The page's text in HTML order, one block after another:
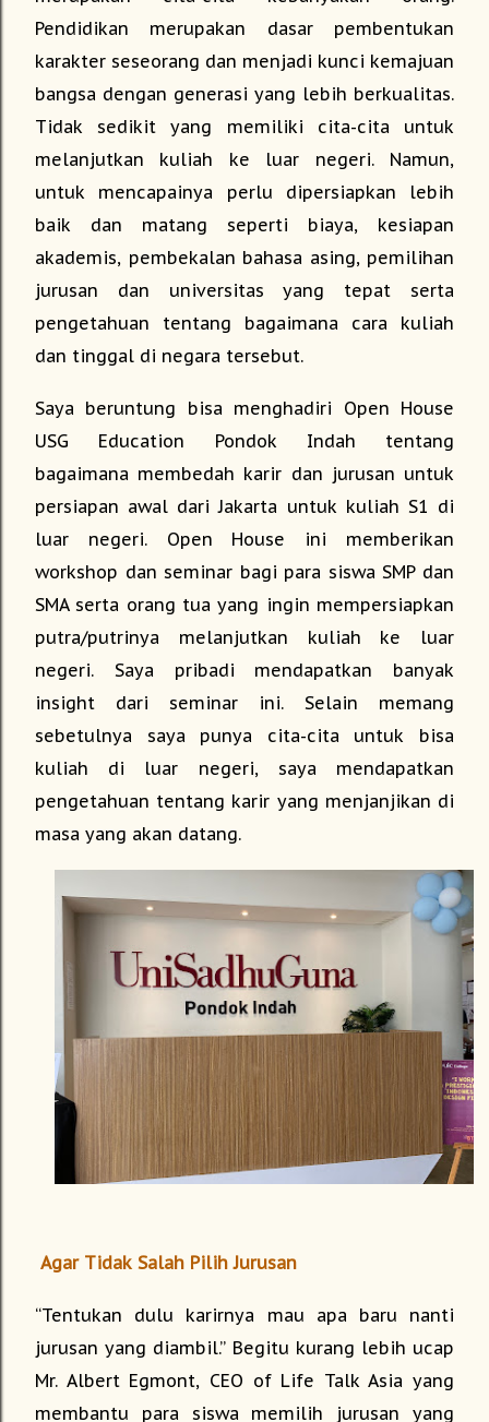
Pendidikan merupakan dasar pembentukan
karakter seseorang dan menjadi kunci kemajuan
bangsa dengan generasi yang lebih berkualitas.
Tidak sedikit yang memiliki cita-cita untuk
melanjutkan kuliah ke luar negeri. Namun,
untuk mencapainya perlu dipersiapkan lebih
baik dan matang seperti biaya, kesiapan
akademis, pembekalan bahasa asing, pemilihan
jurusan dan universitas yang tepat serta
pengetahuan tentang bagaimana cara kuliah
dan tinggal di negara tersebut.
Saya beruntung bisa menghadiri Open House
USG Education Pondok Indah tentang
bagaimana membedah karir dan jurusan untuk
persiapan awal dari Jakarta untuk kuliah S1 di
luar negeri. Open House ini memberikan
workshop dan seminar bagi para siswa SMP dan
SMA serta orang tua yang ingin mempersiapkan
putra/putrinya melanjutkan kuliah ke luar
negeri. Saya pribadi mendapatkan banyak
insight dari seminar ini. Selain memang
sebetulnya saya punya cita-cita untuk bisa
kuliah di luar negeri, saya mendapatkan
pengetahuan tentang karir yang menjanjikan di
masa yang akan datang.
Agar Tidak Salah Pilih Jurusan
“Tentukan dulu karirnya mau apa baru nanti
jurusan yang diambil.” Begitu kurang lebih ucap
Mr. Albert Egmont, CEO of Life Talk Asia yang
membantu para siswa memilih jurusan yang